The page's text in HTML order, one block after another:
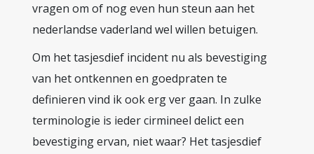
vragen om of nog even hun steun aan het
nederlandse vaderland wel willen betuigen.
Om het tasjesdief incident nu als bevestiging
van het ontkennen en goedpraten te
definieren vind ik ook erg ver gaan. In zulke
terminologie is ieder cirmineel delict een
bevestiging ervan, niet waar? Het tasjesdief